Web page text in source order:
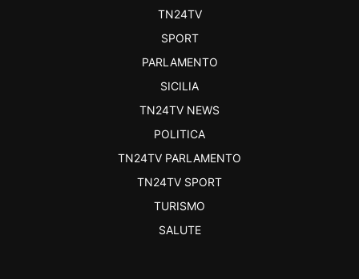
TN24TV
SPORT
PARLAMENTO
SICILIA
TN24TV NEWS
POLITICA
TN24TV PARLAMENTO
TN24TV SPORT
TURISMO
SALUTE